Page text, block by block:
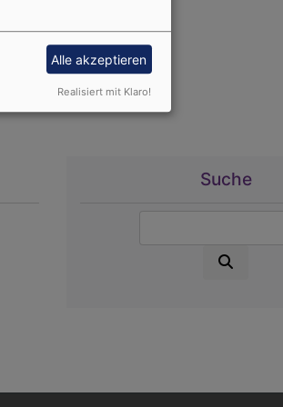
Suche
Alle akzeptieren
Realisiert mit Klaro!